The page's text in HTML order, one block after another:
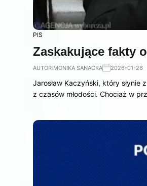
PIS
Zaskakujące fakty
AUTOR:MONIKA SANACKA 2026-01-26
Jarosław Kaczyński, który
z czasów młodości. Chociaż w